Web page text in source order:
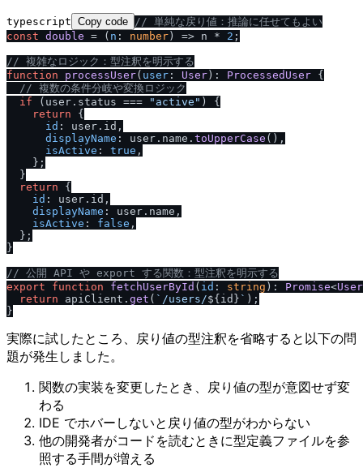
typescript Copy code // 単純な戻り値：推論に任せてもよい
const double = ( n : number ) => n * 2 ;
// 複雑なロジック：型注釈を明示する
function
processUser( user : User ): ProcessedUser {
// 複数の条件分岐や変換ロジック
if (user. status === "active" ) {
return {
id : user. id ,
displayName : user. name . toUpperCase (),
isActive : true ,
    };
  }
return {
id : user. id ,
displayName : user. name ,
isActive : false ,
  };
}
// 公開 API や export する関数：型注釈を明示する
export
function fetchUserById ( id : string ): Promise<User
return apiClient. get ( ` /users/${id} ` );
実際に試したところ、戻り値の型注釈を省略すると以下の問
題が発生しました。
関数の実装を変更したとき、戻り値の型が意図せず変
わる
IDE でホバーしないと戻り値の型がわからない
他の開発者がコードを読むときに型定義ファイルを参
照する手間が増える